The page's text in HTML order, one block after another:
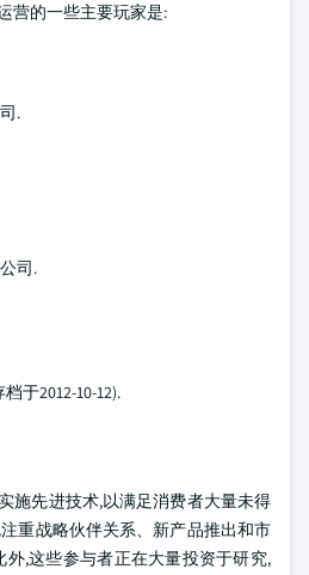
营的一些主要玩家是:
.
司.
于2012-10-12).
施先进技术,以满足消费者大量未得
重战略伙伴关系、新产品推出和市
,这些参与者正在大量投资于研究,